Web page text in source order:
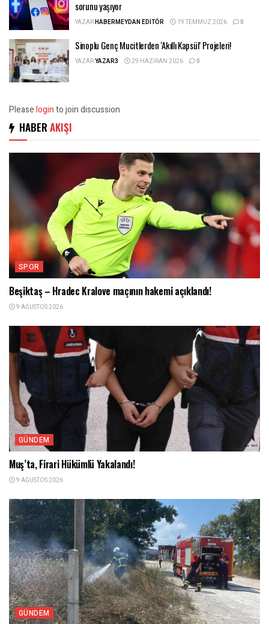
sorunu yaşıyor
YAZARHABERMEYDAN EDITÖR 19 TEMMUZ 2026 0
Sinoplu Genç Mucitlerden ‘Akıllı Kapsül’ Projeleri!
YAZARYAZAR3 29 HAZIRAN 2026 0
Pleaseloginto join discussion
HABER AKIŞI
SPOR
Beşiktaş – Hradec Kralove maçının hakemi açıklandı!
9 AĞUSTOS 2026
GÜNDEM
Muş’ta, Firari Hükümlü Yakalandı!
9 AĞUSTOS 2026
GÜNDEM